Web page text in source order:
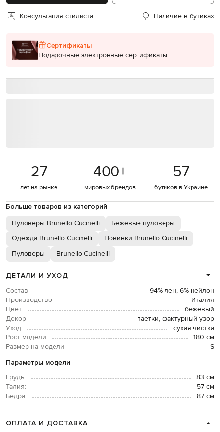
Консультация стилиста Наличие в бутиках
Сертификаты
Подарочные электронные сертификаты
27
лет на рынке
400+
мировых брендов
57
бутиков в Украине
Больше товаров из категорий
Пуловеры Brunello Cucinelli
Бежевые пуловеры
Одежда Brunello Cucinelli
Новинки Brunello Cucinelli
Пуловеры
Brunello Cucinelli
ДЕТАЛИ И УХОД
Состав
94% лен, 6% нейлон
Производство
Италия
Цвет
бежевый
Декор
паетки, фактурный узор
Уход
сухая чистка
Рост модели
180 см
Размер на модели
S
Параметры модели
Грудь:
83 см
Талия:
57 см
Бедра:
87 см
ОПЛАТА И ДОСТАВКА